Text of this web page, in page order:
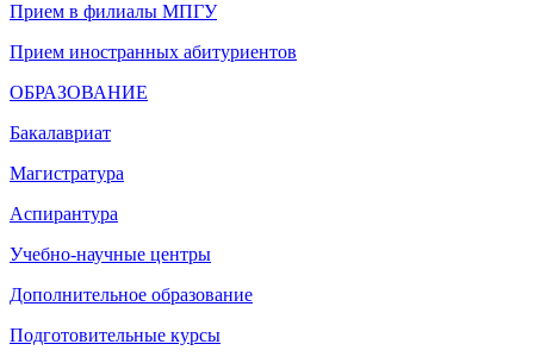
Прием в филиалы МПГУ
Прием иностранных абитуриентов
ОБРАЗОВАНИЕ
Бакалавриат
Магистратура
Аспирантура
Учебно-научные центры
Дополнительное образование
Подготовительные курсы